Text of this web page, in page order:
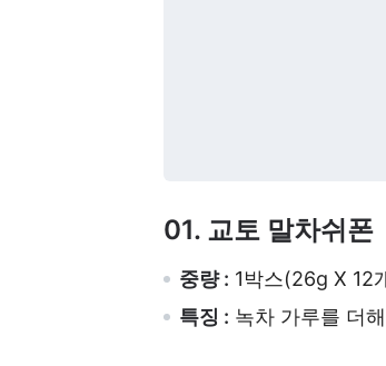
01. 교토 말차쉬폰
중량 : 1박스(26g X 12
특징 : 녹차 가루를 더